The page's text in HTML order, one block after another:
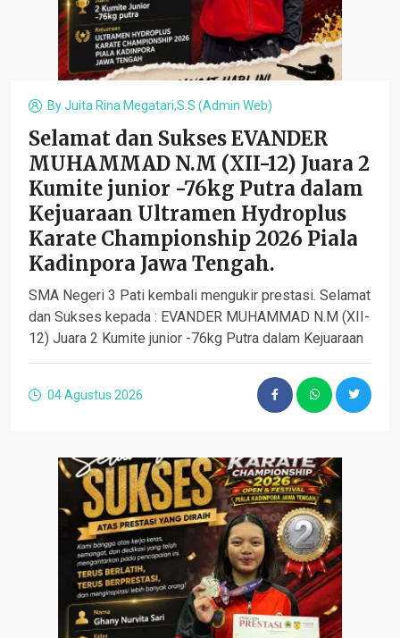
ByJuita Rina Megatari,S.S (admin Web)
Selamat dan Sukses EVANDER
MUHAMMAD N.M (XII-12) Juara 2
Kumite junior -76kg Putra dalam
Kejuaraan Ultramen Hydroplus
Karate Championship 2026 Piala
Kadinpora Jawa Tengah.
SMA Negeri 3 Pati kembali mengukir prestasi. Selamat
dan Sukses kepada : EVANDER MUHAMMAD N.M (XII-
12) Juara 2 Kumite junior -76kg Putra dalam Kejuaraan
04 Agustus 2026